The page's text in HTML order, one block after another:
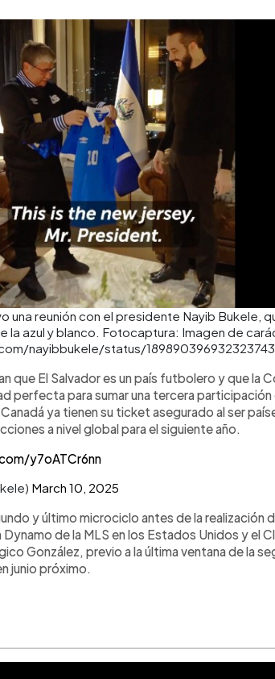
una reunión con el presidente Nayib Bukele,
la azul y blanco. Fotocaptura: Imagen de
nayibbukele/status/
que El Salvador es un país futbolero y que la
perfecta para sumar una tercera
ya tienen su ticket asegurado al ser
a nivel global para el siguiente año.
y7oATCr6nn
March 10, 2025
y último microciclo antes de la realización
de la MLS en los Estados Unidos y el
González, previo a la última ventana de la
junio próximo.